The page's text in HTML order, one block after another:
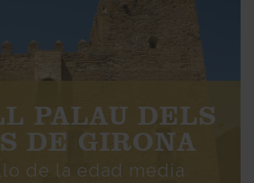
PALAU DELS
DE GIRONA
de la edad media